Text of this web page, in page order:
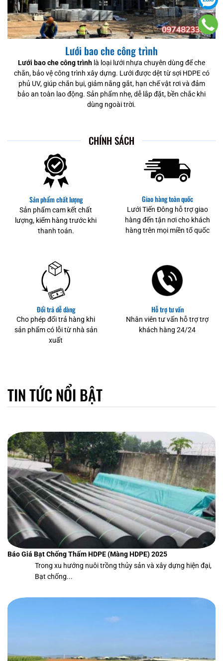
Lưới bao che công trình
Lưới bao che công trình là loại lưới nhựa chuyên dùng để che
chắn, bảo vệ công trình xây dựng. Lưới được dệt từ sợi HDPE có
phủ UV, giúp chắn bụi, giảm nắng gắt, hạn chế vật rơi và đảm
bảo an toàn lao động. Sản phẩm nhẹ, dễ lắp đặt, bền chắc khi
dùng ngoài trời.
CHÍNH SÁCH
Sản phẩm chất lượng
Sản phẩm cam kết chất
lượng, kiểm hàng trước khi
thanh toán.
Giao hàng toàn quốc
Lưới Tiến Đông hỗ trợ giao
hàng đến tận nơi cho khách
hàng trên mọi miền tổ quốc
Đổi trả dễ dàng
Cho phép đổi trả hàng khi
sản phẩm có lỗi từ nhà sản
xuất
Hỗ trợ tư vấn
Nhân viên tư vấn hỗ trợ trợ
khách hàng 24/24
TIN TỨC NỔI BẬT
Báo Giá Bạt Chống Thấm HDPE (Màng HDPE) 2025
Trong xu hướng nuôi trồng thủy sản và xây dựng hiện đại,
Bạt chống...